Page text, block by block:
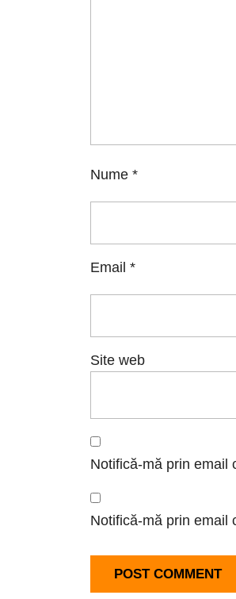
Nume *
Email *
Site web
Notifică-mă prin email
Notifică-mă prin email